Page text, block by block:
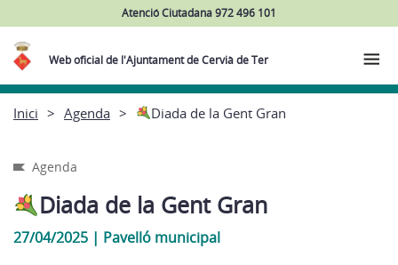
Atenció Ciutadana 972 496 101
Web oficial de l'Ajuntament de Cervià de Ter
Inici Agenda Diada de la Gent Gran
Agenda
Diada de la Gent Gran
27/04/2025 | Pavelló municipal